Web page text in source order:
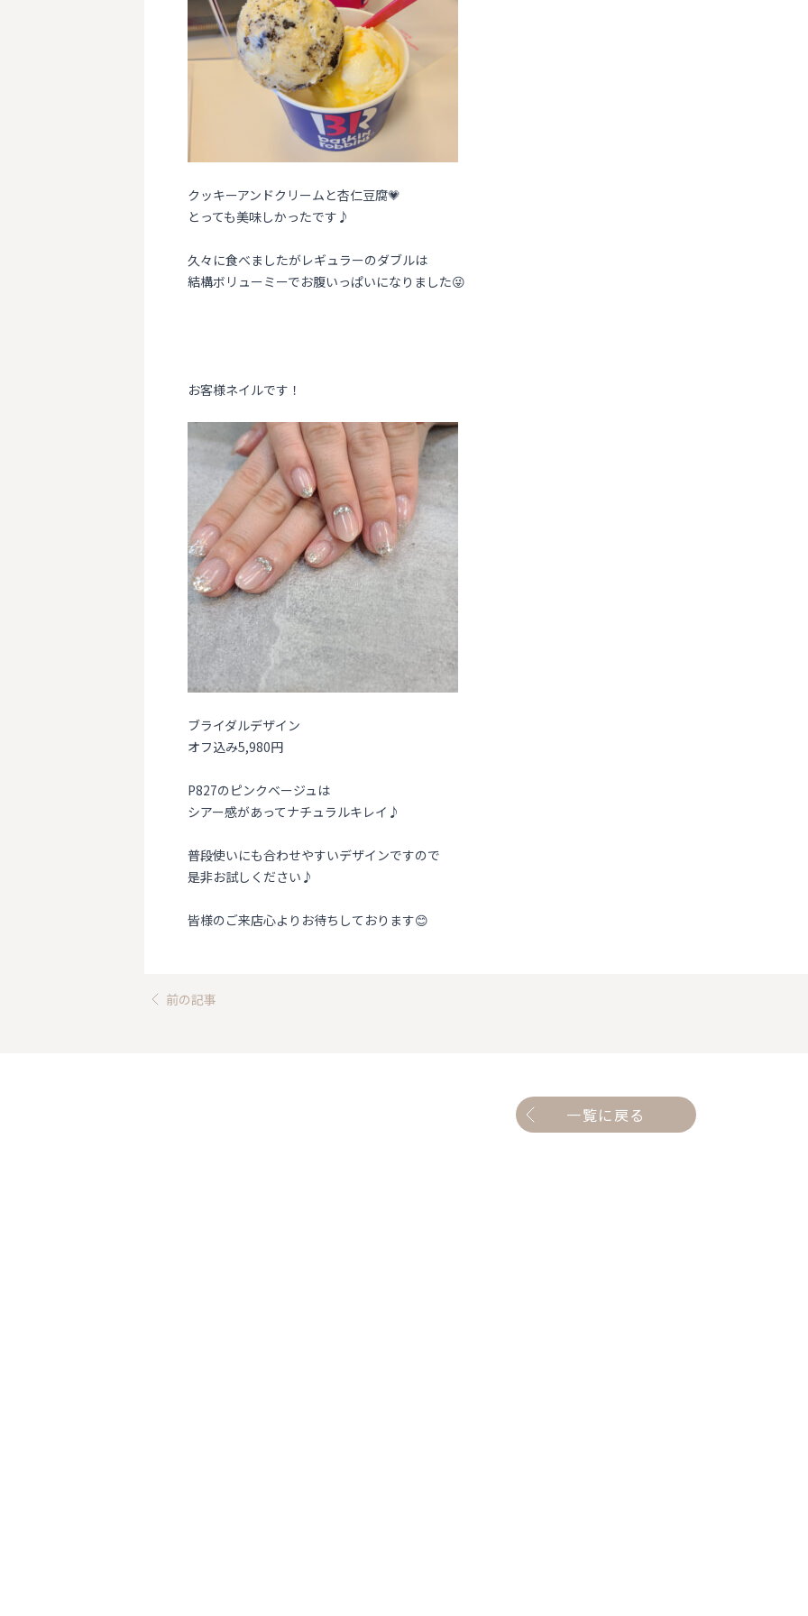
クッキーアンドクリームと杏仁豆腐💗
とっても美味しかったです♪
久々に食べましたがレギュラーのダブルは
結構ボリューミーでお腹いっぱいになりました😜
お客様ネイルです！
ブライダルデザイン
オフ込み5,980円
P827のピンクベージュは
シアー感があってナチュラルキレイ♪
普段使いにも合わせやすいデザインですので
是非お試しください♪
皆様のご来店心よりお待ちしております😊
前の記事
一覧に戻る